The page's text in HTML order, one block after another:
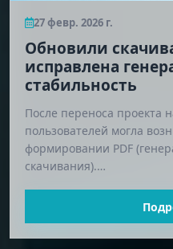
27 февр. 2026 г.
Обновили
исправлена
стабильность
После переноса проекта
пользователей могла
формировании PDF
скачивания).…